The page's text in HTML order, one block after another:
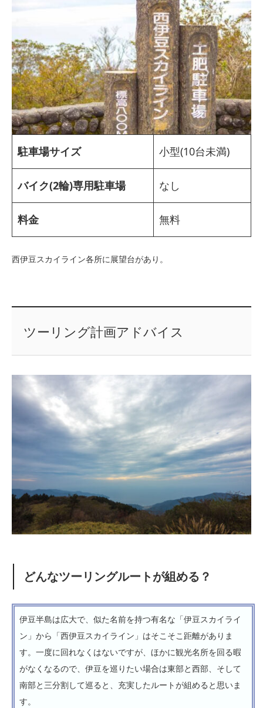
駐車場サイズ 小型(10台未満)
バイク(2輪)専用駐車場 なし
料金 無料
西伊豆スカイライン各所に展望台があり。
ツーリング計画アドバイス
どんなツーリングルートが組める？
伊豆半島は広大で、似た名前を持つ有名な「伊豆スカイライ
ン」から「西伊豆スカイライン」はそこそこ距離がありま
す。一度に回れなくはないですが、ほかに観光名所を回る暇
がなくなるので、伊豆を巡りたい場合は東部と西部、そして
南部と三分割して巡ると、充実したルートが組めると思いま
す。